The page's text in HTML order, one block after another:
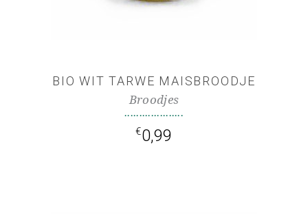
WINKELWAGEN
BIO WIT TARWE MAISBROODJE
Broodjes
€0,99